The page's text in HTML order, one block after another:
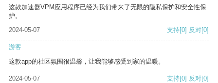
这款加速器VPM应用程序已经为我们带来了无限的隐私保护和安全性保
护。
2024-05-07
支持[0] 反对[0]
游客
这款app的社区氛围很温馨，让我能够感受到家的温暖。
2024-05-07 支持[0] 反对[0]